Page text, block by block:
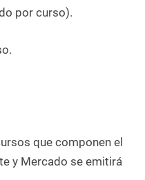
por curso).
que componen el
y Mercado se emitirá